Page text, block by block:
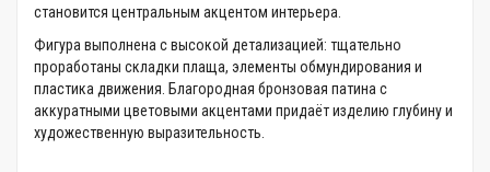
становится центральным акцентом интерьера.
Фигура выполнена с высокой детализацией: тщательно
проработаны складки плаща, элементы обмундирования и
пластика движения. Благородная бронзовая патина с
аккуратными цветовыми акцентами придаёт изделию глубину и
художественную выразительность.